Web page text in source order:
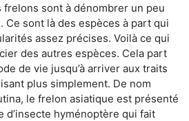
sont à dénombrer un peu
Ce sont là des espèces à part qui
assez précises. Voilà ce qui
des autres espèces. Cela part
de vie jusqu’à arriver aux traits
plus simplement. De nom
le frelon asiatique est présenté
d’insecte hyménoptère qui fait